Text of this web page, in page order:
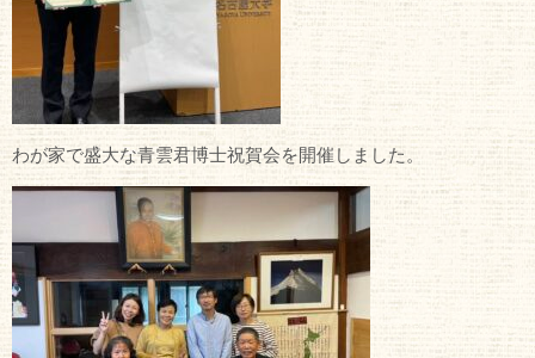
わが家で盛大な青雲君博士祝賀会を開催しました。